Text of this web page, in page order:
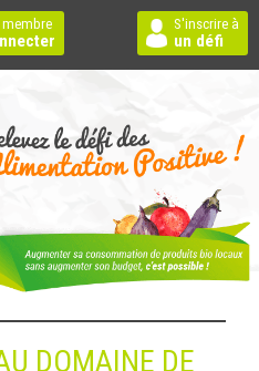
membre S'inscrire à
un défi
DOMAINE DE